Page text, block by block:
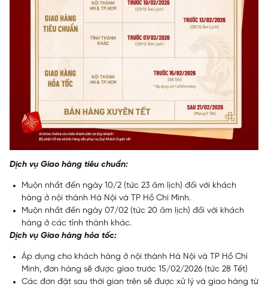
Dịch vụ Giao hàng tiêu chuẩn:
Muộn nhất đến ngày 10/2 (tức 23 âm lịch) đối với khách
hàng ở nội thành Hà Nội và TP Hồ Chí Minh.
Muộn nhất đến ngày 07/02 (tức 20 âm lịch) đối với khách
hàng ở các tỉnh thành khác.
Dịch vụ Giao hàng hỏa tốc:
Áp dụng cho khách hàng ở nội thành Hà Nội và TP Hồ Chí
Minh, đơn hàng sẽ được giao trước 15/02/2026 (tức 28 Tết)
Các đơn đặt sau thời gian trên sẽ được xử lý và giao hàng từ